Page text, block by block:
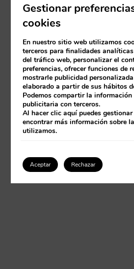
Gestionar
cookies
En nuestro sitio web utilizamos
terceros para finalidades
del tráfico web, personalizar el
preferencias, ofrecer funciones de
mostrarle publicidad
elaborado a partir de sus hábitos
Podemos compartir la
publicitaria con terceros.
Al hacer clicaquípuedes
encontrar más información sobre
utilizamos.
Aceptar Rechazar